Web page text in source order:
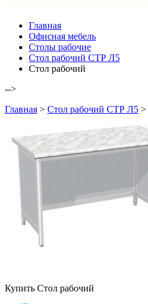
Главная
Офисная мебель
Столы рабочие
Стол рабочий СТР Л5
Стол рабочий
-->
Главная > Стол рабочий СТР Л5 >
Купить Стол рабочий